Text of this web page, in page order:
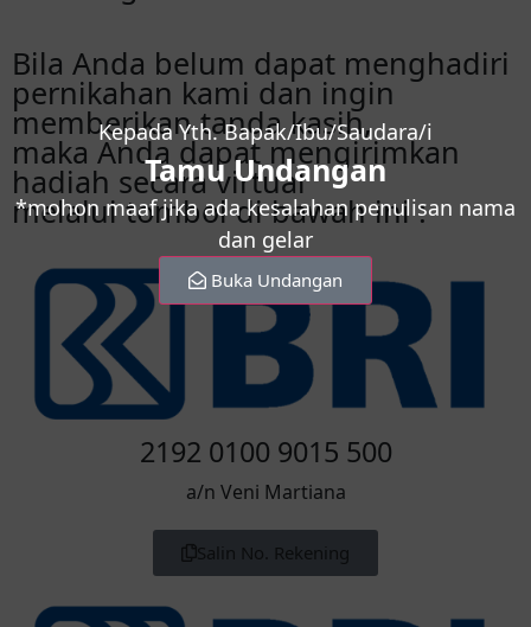
Bila Anda belum dapat menghadiri
pernikahan kami dan ingin
memberikan tanda kasih,
maka Anda dapat mengirimkan
hadiah secara virtual
melalui tombol di bawah ini :
2192 0100 9015 500
a/n Veni Martiana
Salin No. Rekening
Kepada Yth. Bapak/Ibu/Saudara/i
Tamu Undangan
*mohon maaf jika ada kesalahan penulisan nama
dan gelar
Buka Undangan